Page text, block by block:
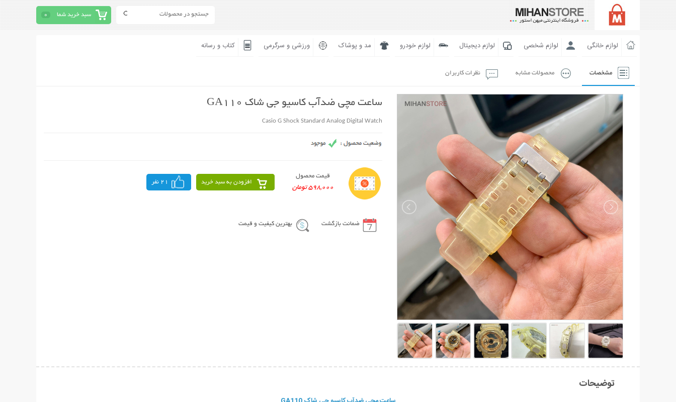
سبد خرید شما 0
لوازم خانگی لوازم شخصی لوازم دیجیتال لوازم خودرو مد و پوشاک ورزشی و سرگرمی کتاب و رسانه
مشخصات محصولات مشابه نظرات کاربران
ساعت مچی ضدآب کاسیو جی شاک GA110
Casio G Shock Standard Analog Digital Watch
قیمت محصول
598,000 تومان
افزودن به سبد خرید 21 نفر
ضمانت بازگشت بهترین کیفیت و قیمت
توضیحات